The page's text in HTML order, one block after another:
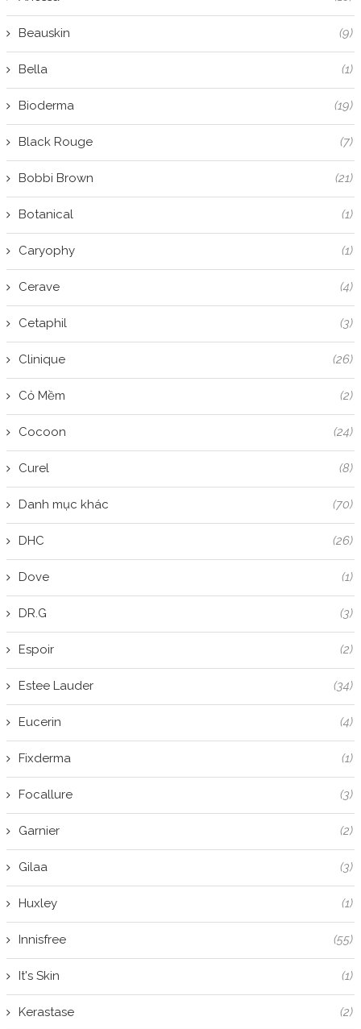
Beauskin (9)
Bella (1)
Bioderma (19)
Black Rouge (7)
Bobbi Brown (21)
Botanical (1)
Caryophy (1)
Cerave (4)
Cetaphil (3)
Clinique (26)
Cỏ Mềm (2)
Cocoon (24)
Curel (8)
Danh mục khác (70)
DHC (26)
Dove (1)
DR.G (3)
Espoir (2)
Estee Lauder (34)
Eucerin (4)
Fixderma (1)
Focallure (3)
Garnier (2)
Gilaa (3)
Huxley (1)
Innisfree (55)
It's Skin (1)
Kerastase (2)